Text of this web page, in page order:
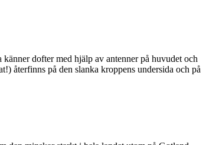
dofter med hjälp av antenner på huvudet och
återfinns på den slanka kroppens undersida och på